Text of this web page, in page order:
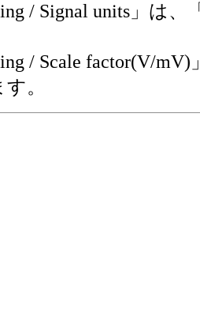
/ Signal units」は
/ Scale factor(V/
。